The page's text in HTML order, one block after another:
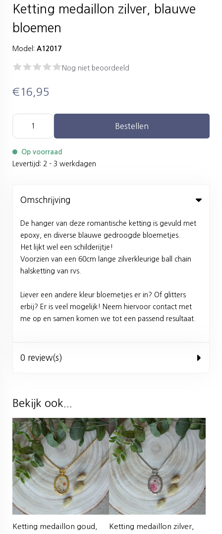
Ketting medaillon zilver, blauwe
bloemen
Model: A12017
Nog niet beoordeeld
€16,95
Bestellen
Op voorraad
Levertijd: 2 - 3 werkdagen
Omschrijving
De hanger van deze romantische ketting is gevuld met
epoxy, en diverse blauwe gedroogde bloemetjes.
Het lijkt wel een schilderijtje!
Voorzien van een 60cm lange zilverkleurige ball chain
halsketting van rvs.
Liever een andere kleur bloemetjes er in? Of glitters
erbij? Er is veel mogelijk! Neem hiervoor contact met
me op en samen komen we tot een passend resultaat.
0 review(s)
Bekijk ook...
Ketting medaillon goud,
Ketting medaillon zilver,